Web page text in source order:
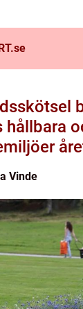
se
hållbara
Vinde